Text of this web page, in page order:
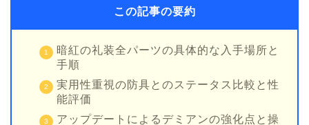
この記事の要約
暗紅の礼装全パーツの具体的な入手場所と
手順
実用性重視の防具とのステータス比較と性
能評価
アップデートによるデミアンの強化点と操